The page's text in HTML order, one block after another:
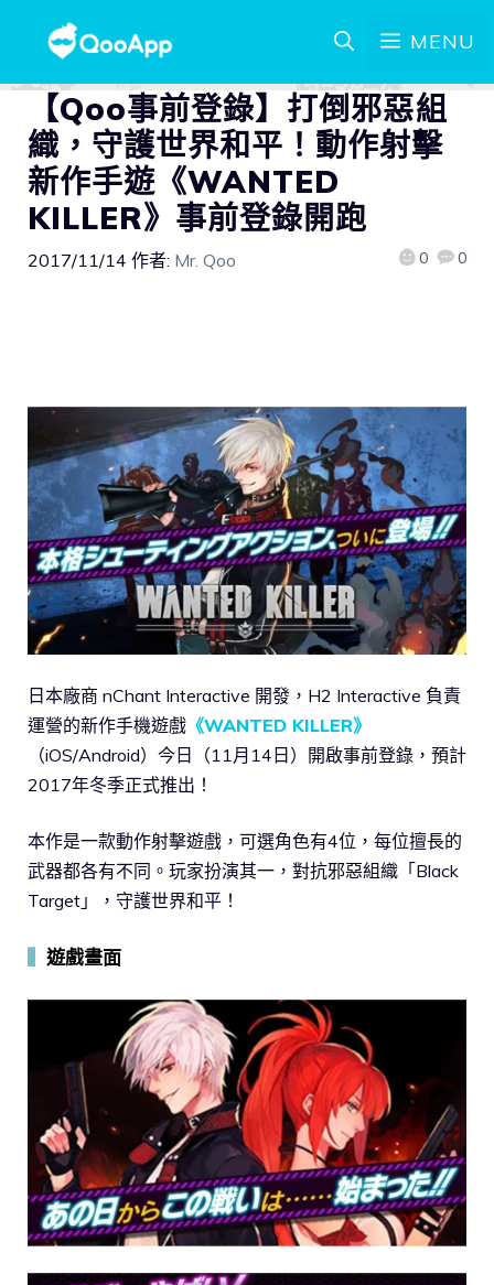
MENU
【Qoo事前登錄】打倒邪惡組
織，守護世界和平！動作射擊
新作手遊《WANTED
KILLER》事前登錄開跑
2017/11/14 作者: Mr. Qoo 0 0
日本廠商 nChant Interactive 開發，H2 Interactive 負責
運營的新作手機遊戲 《WANTED KILLER》
（iOS/Android）今日（11月14日）開啟事前登錄，預計
2017年冬季正式推出！
本作是一款動作射擊遊戲，可選角色有4位，每位擅長的
武器都各有不同。玩家扮演其一，對抗邪惡組織「Black
Target」，守護世界和平！
遊戲畫面